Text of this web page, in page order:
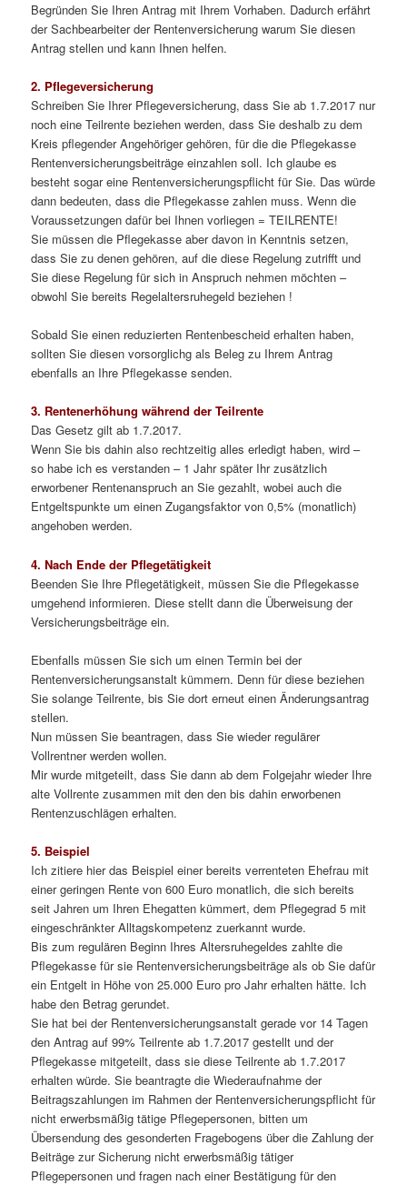
Begründen Sie Ihren Antrag mit Ihrem Vorhaben. Dadurch erfährt
der Sachbearbeiter der Rentenversicherung warum Sie diesen
Antrag stellen und kann Ihnen helfen.
2. Pflegeversicherung
Schreiben Sie Ihrer Pflegeversicherung, dass Sie ab 1.7.2017 nur
noch eine Teilrente beziehen werden, dass Sie deshalb zu dem
Kreis pflegender Angehöriger gehören, für die die Pflegekasse
Rentenversicherungsbeiträge einzahlen soll. Ich glaube es
besteht sogar eine Rentenversicherungspflicht für Sie. Das würde
dann bedeuten, dass die Pflegekasse zahlen muss. Wenn die
Voraussetzungen dafür bei Ihnen vorliegen = TEILRENTE!
Sie müssen die Pflegekasse aber davon in Kenntnis setzen,
dass Sie zu denen gehören, auf die diese Regelung zutrifft und
Sie diese Regelung für sich in Anspruch nehmen möchten –
obwohl Sie bereits Regelaltersruhegeld beziehen !
Sobald Sie einen reduzierten Rentenbescheid erhalten haben,
sollten Sie diesen vorsorglichg als Beleg zu Ihrem Antrag
ebenfalls an Ihre Pflegekasse senden.
3. Rentenerhöhung während der Teilrente
Das Gesetz gilt ab 1.7.2017.
Wenn Sie bis dahin also rechtzeitig alles erledigt haben, wird –
so habe ich es verstanden – 1 Jahr später Ihr zusätzlich
erworbener Rentenanspruch an Sie gezahlt, wobei auch die
Entgeltspunkte um einen Zugangsfaktor von 0,5% (monatlich)
angehoben werden.
4. Nach Ende der Pflegetätigkeit
Beenden Sie Ihre Pflegetätigkeit, müssen Sie die Pflegekasse
umgehend informieren. Diese stellt dann die Überweisung der
Versicherungsbeiträge ein.
Ebenfalls müssen Sie sich um einen Termin bei der
Rentenversicherungsanstalt kümmern. Denn für diese beziehen
Sie solange Teilrente, bis Sie dort erneut einen Änderungsantrag
stellen.
Nun müssen Sie beantragen, dass Sie wieder regulärer
Vollrentner werden wollen.
Mir wurde mitgeteilt, dass Sie dann ab dem Folgejahr wieder Ihre
alte Vollrente zusammen mit den den bis dahin erworbenen
Rentenzuschlägen erhalten.
5. Beispiel
Ich zitiere hier das Beispiel einer bereits verrenteten Ehefrau mit
einer geringen Rente von 600 Euro monatlich, die sich bereits
seit Jahren um Ihren Ehegatten kümmert, dem Pflegegrad 5 mit
eingeschränkter Alltagskompetenz zuerkannt wurde.
Bis zum regulären Beginn Ihres Altersruhegeldes zahlte die
Pflegekasse für sie Rentenversicherungsbeiträge als ob Sie dafür
ein Entgelt in Höhe von 25.000 Euro pro Jahr erhalten hätte. Ich
habe den Betrag gerundet.
Sie hat bei der Rentenversicherungsanstalt gerade vor 14 Tagen
den Antrag auf 99% Teilrente ab 1.7.2017 gestellt und der
Pflegekasse mitgeteilt, dass sie diese Teilrente ab 1.7.2017
erhalten würde. Sie beantragte die Wiederaufnahme der
Beitragszahlungen im Rahmen der Rentenversicherungspflicht für
nicht erwerbsmäßig tätige Pflegepersonen, bitten um
Übersendung des gesonderten Fragebogens über die Zahlung der
Beiträge zur Sicherung nicht erwerbsmäßig tätiger
Pflegepersonen und fragen nach einer Bestätigung für den